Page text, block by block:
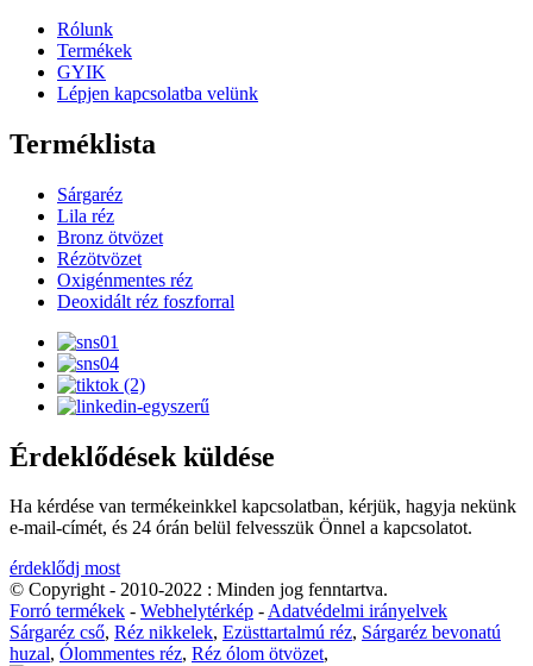
Rólunk
Termékek
GYIK
Lépjen kapcsolatba velünk
Terméklista
Sárgaréz
Lila réz
Bronz ötvözet
Rézötvözet
Oxigénmentes réz
Deoxidált réz foszforral
Érdeklődések küldése
Ha kérdése van termékeinkkel kapcsolatban, kérjük, hagyja nekünk
e-mail-címét, és 24 órán belül felvesszük Önnel a kapcsolatot.
érdeklődj most
© Copyright - 2010-2022 : Minden jog fenntartva.
Forró termékek - Webhelytérkép -Adatvédelmi irányelvek
Sárgaréz cső, Réz nikkelek, Ezüsttartalmú réz, Sárgaréz bevonatú
huzal, Ólommentes réz, Réz ólom ötvözet,